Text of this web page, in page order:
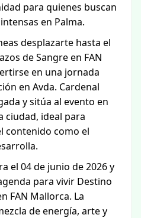
para quienes buscan
en Palma.
desplazarte hasta el
de Sangre en FAN
en una jornada
en Avda. Cardenal
y sitúa al evento en
ciudad, ideal para
contenido como el
el 04 de junio de 2026 y
para vivir Destino
FAN Mallorca. La
de energía, arte y